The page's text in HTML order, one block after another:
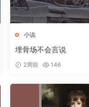
小说
埋骨场不会言说
2周前 146